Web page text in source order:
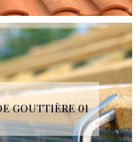
GOUTTIÈRE 01